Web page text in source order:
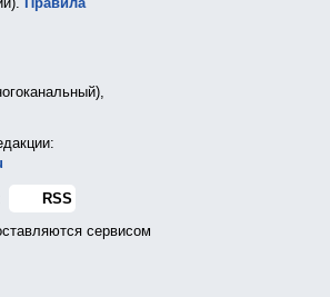
RSS
сервисом